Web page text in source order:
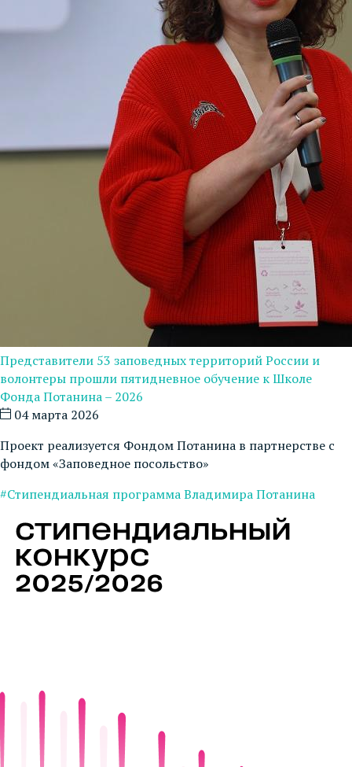
Представители 53 заповедных территорий России и
волонтеры прошли пятидневное обучение к Школе
Фонда Потанина – 2026
04 марта 2026
Проект реализуется Фондом Потанина в партнерстве с
фондом «Заповедное посольство»
#Стипендиальная программа Владимира Потанина